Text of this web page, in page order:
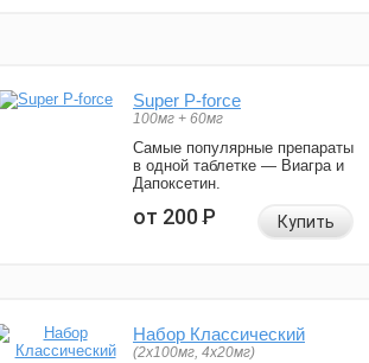
Super P-force
100мг + 60мг
Самые популярные препараты
в одной таблетке — Виагра и
Дапоксетин.
от 200Р Купить
Набор Классический
(2x100мг, 4x20мг)